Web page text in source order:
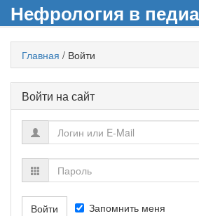
Нефрология в
Главная / Войти
Войти на сайт
Запомнить меня